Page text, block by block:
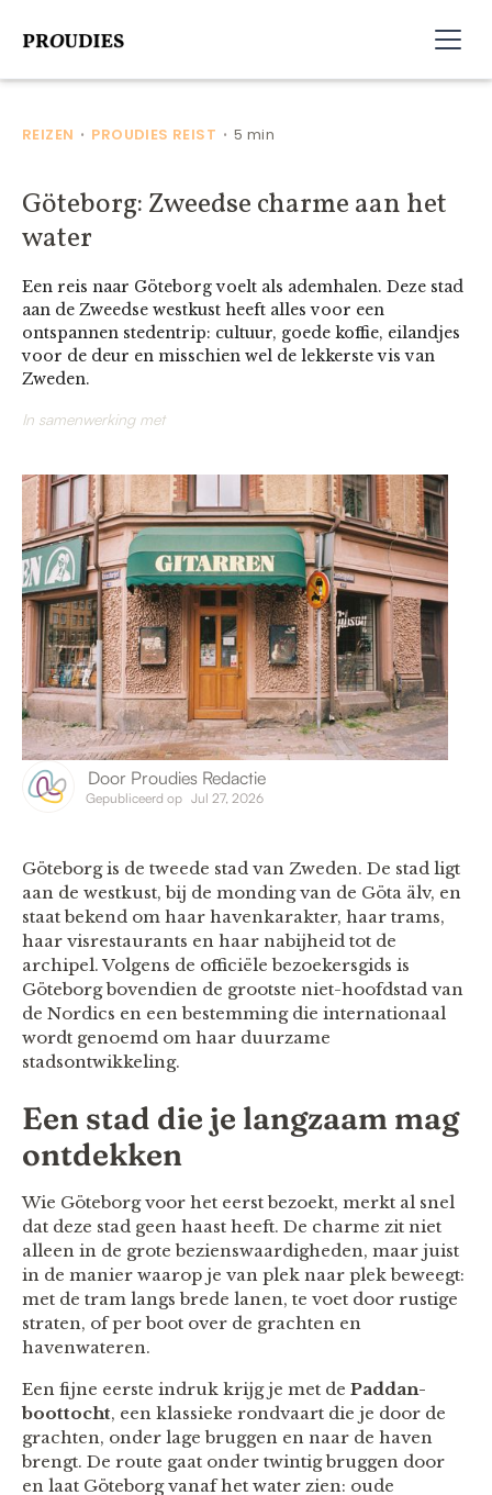
REIZEN • PROUDIES REIST •5 min
Göteborg: Zweedse charme aan het
water
Een reis naar Göteborg voelt als ademhalen. Deze stad
aan de Zweedse westkust heeft alles voor een
ontspannen stedentrip: cultuur, goede koffie, eilandjes
voor de deur en misschien wel de lekkerste vis van
Zweden.
In samenwerking met
Door Proudies Redactie
Gepubliceerd op Jul 27, 2026
Göteborg is de tweede stad van Zweden. De stad ligt
aan de westkust, bij de monding van de Göta älv, en
staat bekend om haar havenkarakter, haar trams,
haar visrestaurants en haar nabijheid tot de
archipel. Volgens de officiële bezoekersgids is
Göteborg bovendien de grootste niet-hoofdstad van
de Nordics en een bestemming die internationaal
wordt genoemd om haar duurzame
stadsontwikkeling.
Een stad die je langzaam mag
ontdekken
Wie Göteborg voor het eerst bezoekt, merkt al snel
dat deze stad geen haast heeft. De charme zit niet
alleen in de grote bezienswaardigheden, maar juist
in de manier waarop je van plek naar plek beweegt:
met de tram langs brede lanen, te voet door rustige
straten, of per boot over de grachten en
havenwateren.
Een fijne eerste indruk krijg je met de Paddan-
boottocht, een klassieke rondvaart die je door de
grachten, onder lage bruggen en naar de haven
brengt. De route gaat onder twintig bruggen door
en laat Göteborg vanaf het water zien: oude